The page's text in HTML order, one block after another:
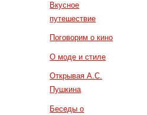
Вкусное
путешествие
Поговорим о кино
О моде и стиле
Открывая А.С.
Пушкина
Беседы о